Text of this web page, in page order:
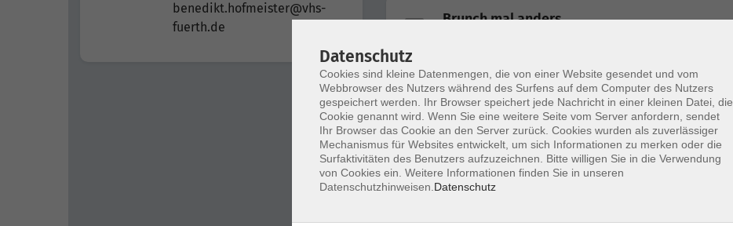
benedikt.hofmeister@vhs-
fuerth.de
Brunch mal anders
Grünes Eiweiß
die gesunde Alternative zu Fleisch
A tavola!
Italienisch kochen wie bei Mamma
Datenschutz
Cookies sind kleine Datenmengen, die von einer Website gesendet und vom
Webbrowser des Nutzers während des Surfens auf dem Computer des Nutzers
gespeichert werden. Ihr Browser speichert jede Nachricht in einer kleinen Datei, die
Cookie genannt wird. Wenn Sie eine weitere Seite vom Server anfordern, sendet
Ihr Browser das Cookie an den Server zurück. Cookies wurden als zuverlässiger
Mechanismus für Websites entwickelt, um sich Informationen zu merken oder die
Surfaktivitäten des Benutzers aufzuzeichnen. Bitte willigen Sie in die Verwendung
von Cookies ein. Weitere Informationen finden Sie in unseren
Datenschutzhinweisen. Datenschutz